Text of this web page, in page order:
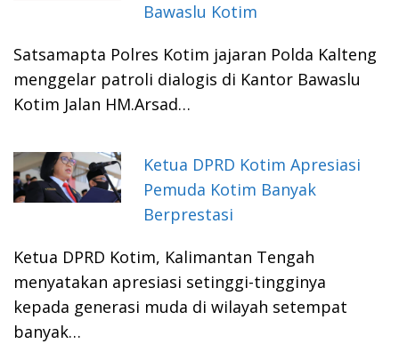
Bawaslu Kotim
Satsamapta Polres Kotim jajaran Polda Kalteng
menggelar patroli dialogis di Kantor Bawaslu
Kotim Jalan HM.Arsad…
Ketua DPRD Kotim Apresiasi
Pemuda Kotim Banyak
Berprestasi
Ketua DPRD Kotim, Kalimantan Tengah
menyatakan apresiasi setinggi-tingginya
kepada generasi muda di wilayah setempat
banyak…